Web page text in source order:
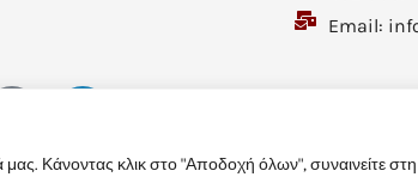
Κάνοντας κλικ στο "Αποδοχή όλων", συναινείτε
Email: